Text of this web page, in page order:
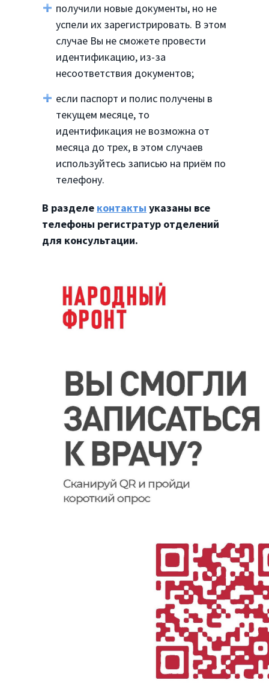
получили новые документы, но не
успели их зарегистрировать. В этом
случае Вы не сможете провести
идентификацию, из-за
несоответствия документов;
если паспорт и полис получены в
текущем месяце, то
идентификация не возможна от
месяца до трех, в этом случаев
используйтесь записью на приём по
телефону.
В разделе контакты указаны все
телефоны регистратур отделений
для консультации.